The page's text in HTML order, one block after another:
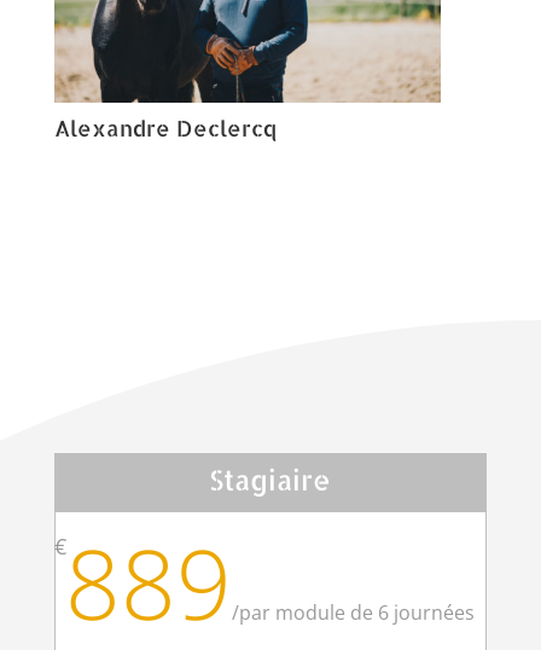
Alexandre Declercq
Stagiaire
€889/par module de 6 journées